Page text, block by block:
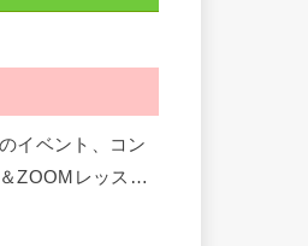
イベント、コン
ZOOMレッスン